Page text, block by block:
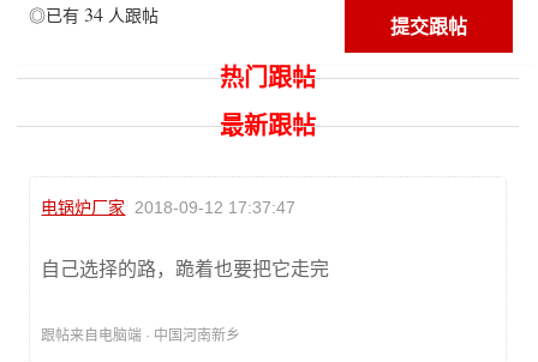
◎已有 34 人跟帖
热门跟帖
最新跟帖
电锅炉厂家 2018-09-12 17:37:47
自己选择的路，跪着也要把它走完
跟帖来自电脑端 · 中国河南新乡